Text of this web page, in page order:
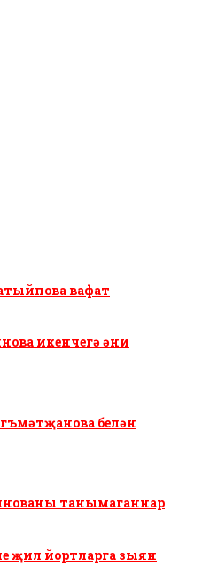
вафат
икенчегә әни
белән
танымаганнар
җил йортларга зыян